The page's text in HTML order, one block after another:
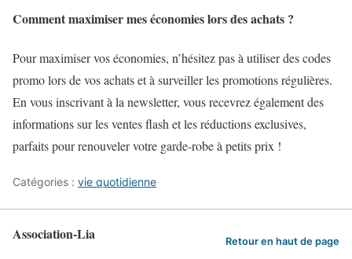
Comment maximiser mes économies lors des achats ?
Pour maximiser vos économies, n’hésitez pas à utiliser des codes
promo lors de vos achats et à surveiller les promotions régulières.
En vous inscrivant à la newsletter, vous recevrez également des
informations sur les ventes flash et les réductions exclusives,
parfaits pour renouveler votre garde-robe à petits prix !
Catégories : vie quotidienne
Association-Lia Retour en haut de page